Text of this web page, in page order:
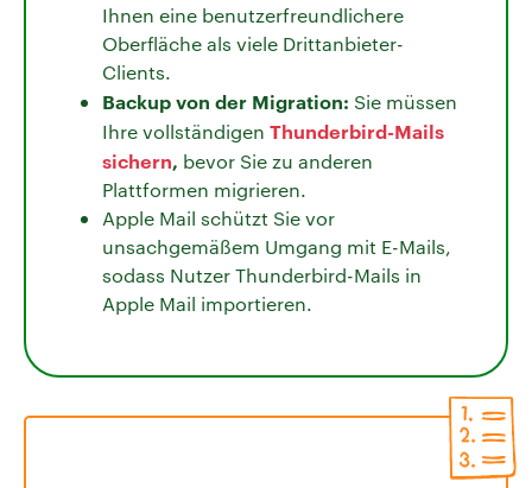
Ihnen eine benutzerfreundlichere
Oberfläche als viele Drittanbieter-
Clients.
Backup von der Migration: Sie müssen
Ihre vollständigen Thunderbird-Mails
sichern, bevor Sie zu anderen
Plattformen migrieren.
Apple Mail schützt Sie vor
unsachgemäßem Umgang mit E-Mails,
sodass Nutzer Thunderbird-Mails in
Apple Mail importieren.